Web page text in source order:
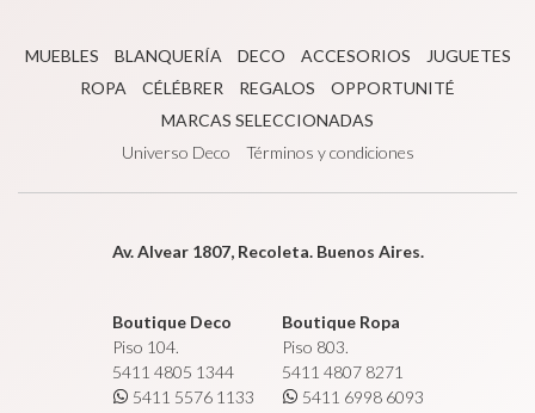
MUEBLES BLANQUERÍA DECO ACCESORIOS
JUGUETES
ROPA
CÉLÉBRER REGALOS
OPPORTUNITÉ
MARCAS SELECCIONADAS
Universo Deco
Términos y condiciones
Av. Alvear 1807, Recoleta. Buenos Aires.
Boutique Deco
Piso 104.
5411 4805 1344
5411 5576 1133
Boutique Ropa
Piso 803.
5411 4807 8271
5411 6998 6093